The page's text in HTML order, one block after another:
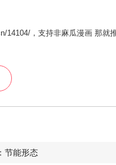
，支持非麻瓜漫画 那就
节能形态